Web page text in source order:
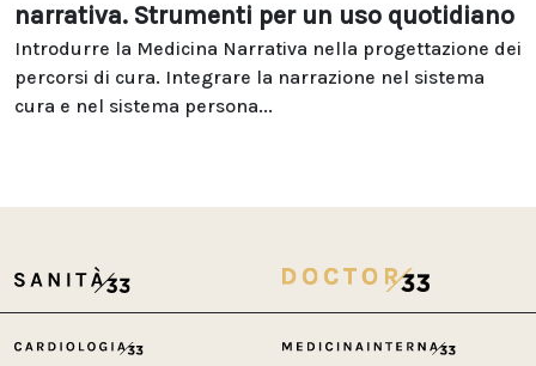
narrativa. Strumenti per un uso quotidiano
Introdurre la Medicina Narrativa nella progettazione dei
percorsi di cura. Integrare la narrazione nel sistema
cura e nel sistema persona...